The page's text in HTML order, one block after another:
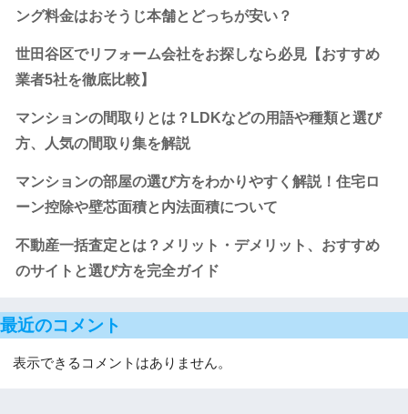
ング料金はおそうじ本舗とどっちが安い？
世田谷区でリフォーム会社をお探しなら必見【おすすめ
業者5社を徹底比較】
マンションの間取りとは？LDKなどの用語や種類と選び
方、人気の間取り集を解説
マンションの部屋の選び方をわかりやすく解説！住宅ロ
ーン控除や壁芯面積と内法面積について
不動産一括査定とは？メリット・デメリット、おすすめ
のサイトと選び方を完全ガイド
最近のコメント
表示できるコメントはありません。